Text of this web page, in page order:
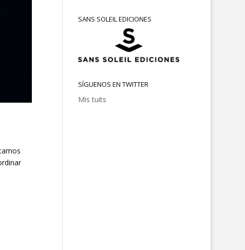
SANS SOLEIL EDICIONES
SÍGUENOS EN TWITTER
Mis tuits